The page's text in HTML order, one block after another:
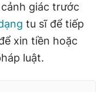
giác trước
tu sĩ để tiếp
xin tiền hoặc
luật.